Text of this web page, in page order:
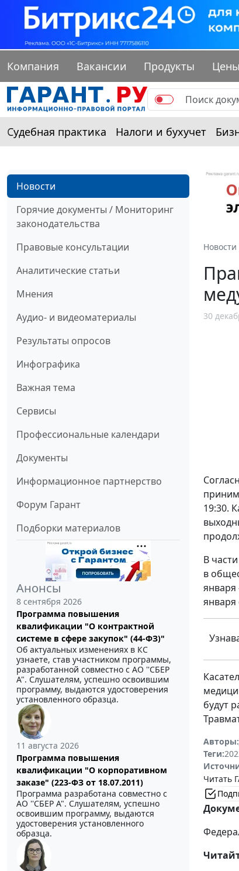
Компания Вакансии Продукты Цены
Судебная практика Налоги и бухучет
Новости
Горячие документы / Мониторинг
законодательства
Правовые консультации
Аналитические статьи
Мнения
Аудио- и видеоматериалы
Результаты опросов
Инфографика
Важная тема
Сервисы
Профессиональные календари
Документы
Информационное партнерство
Форум Гарант
Подборки материалов
Анонсы
8 сентября 2026
Программа повышения
квалификации "О контрактной
системе в сфере закупок" (44-ФЗ)"
Об актуальных изменениях в КС
узнаете, став участником программы,
разработанной совместно с АО ''СБЕР
А". Слушателям, успешно освоившим
программу, выдаются удостоверения
установленного образца.
11 августа 2026
Программа повышения
квалификации "О корпоративном
заказе" (223-ФЗ от 18.07.2011)
Программа разработана совместно с
АО ''СБЕР А". Слушателям, успешно
освоившим программу, выдаются
удостоверения установленного
образца.
30
19:30.
В
в
января
января
будут
Авторы:
Теги:
Читать